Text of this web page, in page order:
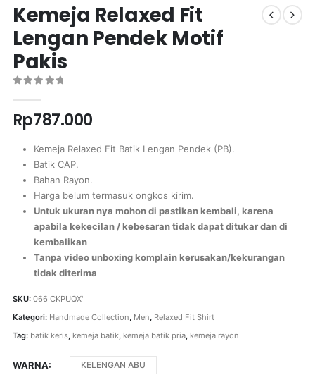
Kemeja Relaxed Fit
Lengan Pendek Motif
Pakis
Rp787.000
Kemeja Relaxed Fit Batik Lengan Pendek (PB).
Batik CAP.
Bahan Rayon.
Harga belum termasuk ongkos kirim.
Untuk ukuran nya mohon di pastikan kembali, karena
apabila kekecilan / kebesaran tidak dapat ditukar dan di
kembalikan
Tanpa video unboxing komplain kerusakan/kekurangan
tidak diterima
SKU: 066 CKPUQX'
Kategori: Handmade Collection, Men, Relaxed Fit Shirt
Tag: batik keris, kemeja batik, kemeja batik pria, kemeja rayon
WARNA KELENGAN ABU